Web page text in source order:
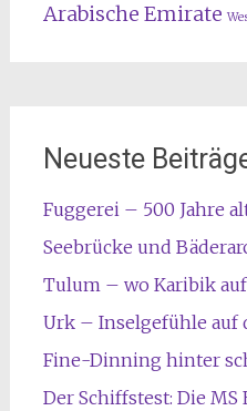
Arabische Emirate
Neueste
Fuggerei – 500 Jahre
Seebrücke und
Tulum – wo Karibik
Urk – Inselgefühle auf
Fine-Dinning hinter
Der Schiffstest: Die MS